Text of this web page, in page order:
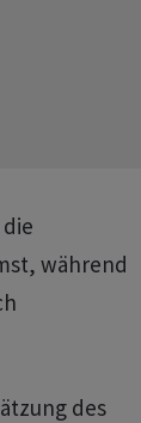
während
des